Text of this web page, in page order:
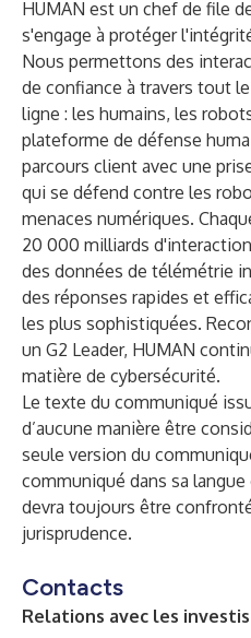
HUMAN est un chef de file
s'engage à protéger
Nous permettons des
de confiance à travers tout
ligne : les humains, les
plateforme de défense
parcours client avec une
qui se défend contre les
menaces numériques.
20 000 milliards
des données de télémétrie
des réponses rapides et
les plus sophistiquées.
un G2 Leader, HUMAN
matière de cybersécurité.
Le texte du communiqué
d’aucune manière être
seule version du
communiqué dans sa
devra toujours être
jurisprudence.
Contacts
Relations avec les